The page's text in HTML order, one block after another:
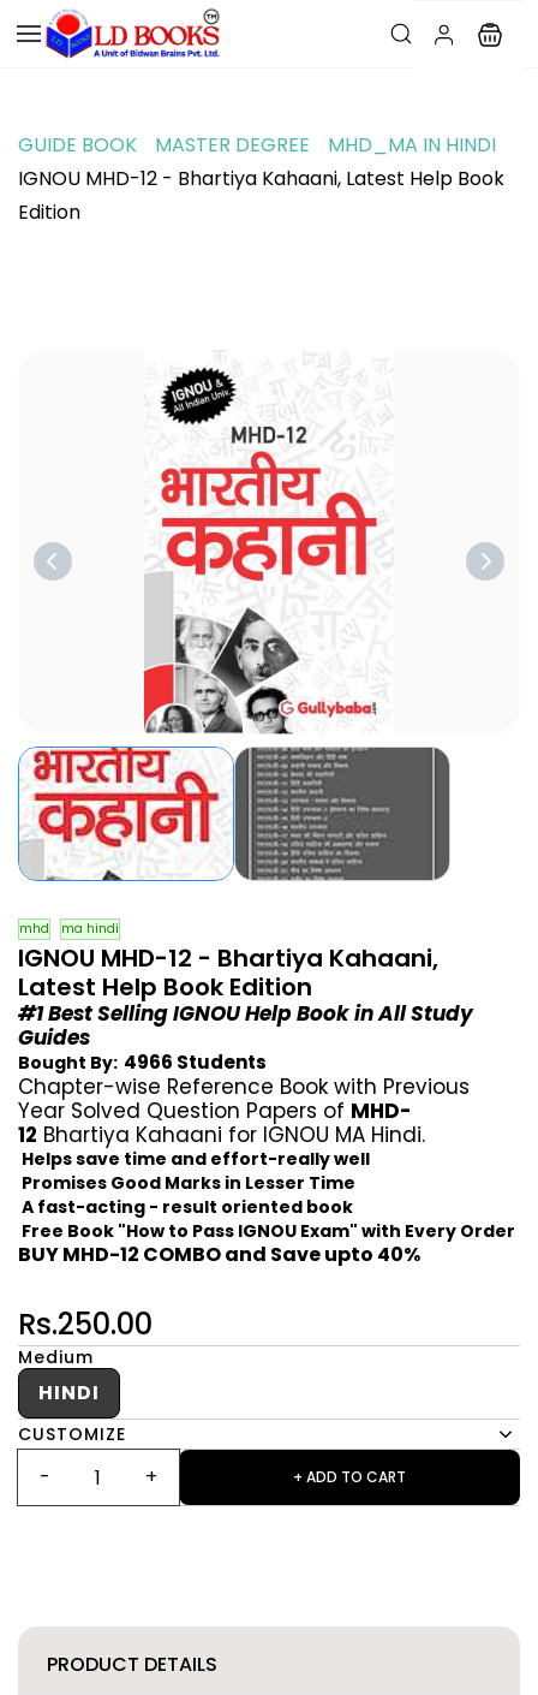
GUIDE BOOK MASTER DEGREE
MHD_MA IN HINDI
IGNOU MHD-12 - Bhartiya Kahaani, Latest Help Book
Edition
mhd ma hindi
IGNOU MHD-12 - Bhartiya Kahaani,
Latest Help Book Edition
#1 Best Selling IGNOU Help Book in All Study
Guides
Bought By: 4966 Students
Chapter-wise Reference Book with Previous
Year Solved Question Papers of MHD-
12 Bhartiya Kahaani for IGNOU MA Hindi.
Helps save time and effort-really well
Promises Good Marks in Lesser Time
A fast-acting - result oriented book
Free Book "How to Pass IGNOU Exam" with Every Order
BUY MHD-12 COMBO and Save upto 40%
Rs.250.00
Medium
HINDI
CUSTOMIZE
+ ADD TO CART
PRODUCT DETAILS